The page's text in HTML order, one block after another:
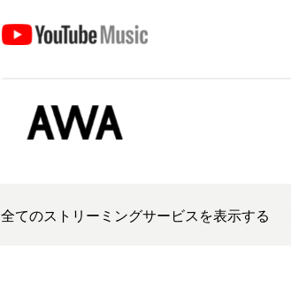
全てのストリーミングサービスを表示する